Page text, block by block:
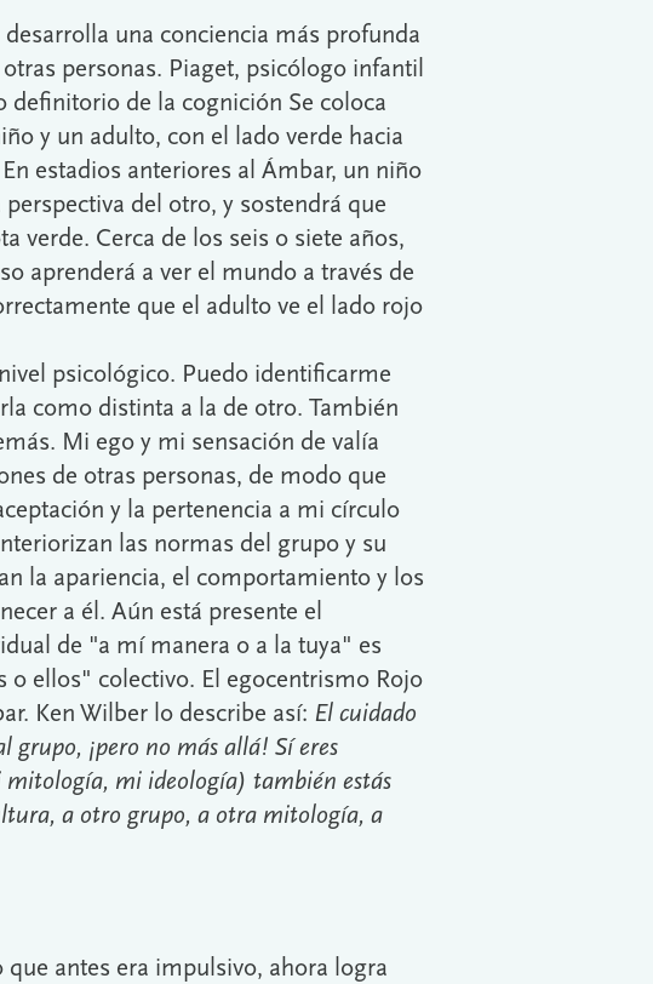
una conciencia más profunda
personas. Piaget, psicólogo infantil
definitorio de la cognición Se coloca
y un adulto, con el lado verde hacia
estadios anteriores al Ámbar, un niño
del otro, y sostendrá que
verde. Cerca de los seis o siete años,
aprenderá a ver el mundo a través de
que el adulto ve el lado rojo
psicológico. Puedo identificarme
como distinta a la de otro. También
Mi ego y mi sensación de valía
de otras personas, de modo que
y la pertenencia a mi círculo
las normas del grupo y su
la apariencia, el comportamiento y los
a él. Aún está presente el
de "a mí manera o a la tuya" es
ellos" colectivo. El egocentrismo Rojo
Ken Wilber lo describe así: El cuidado
grupo, ¡pero no más allá! Sí eres
mi ideología) también estás
a otro grupo, a otra mitología, a
antes era impulsivo, ahora logra